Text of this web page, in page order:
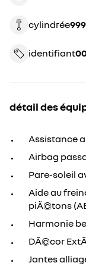
cylindrée 999
identifiant
détail des
Assistance
Airbag
Pare-soleil
Aide au
piÃ©tons
Harmonie
DÃ©cor
Jantes